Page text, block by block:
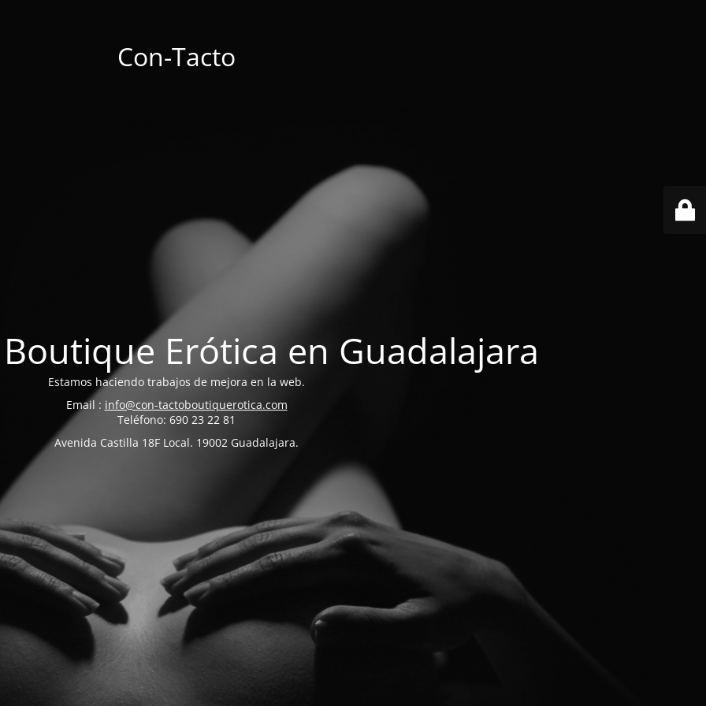
Con-Tacto
Erótica en Guadalajara
Estamos haciendo trabajos de mejora en la web.
Email : info@con-tactoboutiquerotica.com
Teléfono: 690 23 22 81
Avenida Castilla 18F Local. 19002 Guadalajara.